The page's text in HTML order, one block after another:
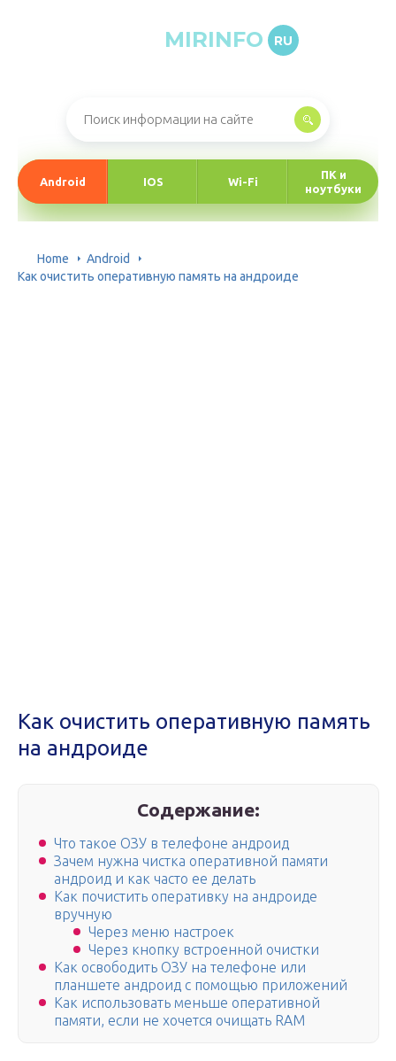
MIRINFO RU
Android IOS Wi-Fi
ПК и
ноутбуки
Home
Android
Как очистить оперативную память на андроиде
Как очистить оперативную память
на андроиде
Содержание:
Что такое ОЗУ в телефоне андроид
Зачем нужна чистка оперативной памяти
андроид и как часто ее делать
Как почистить оперативку на андроиде
вручную
Через меню настроек
Через кнопку встроенной очистки
Как освободить ОЗУ на телефоне или
планшете андроид с помощью приложений
Как использовать меньше оперативной
памяти, если не хочется очищать RAM